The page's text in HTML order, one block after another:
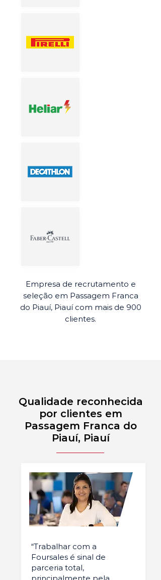
Empresa de recrutamento e
seleção em Passagem Franca
do Piauí, Piauí com mais de 900
clientes.
Qualidade reconhecida
por clientes em
Passagem Franca do
Piauí, Piauí
“Trabalhar com a
Foursales é sinal de
parceria total,